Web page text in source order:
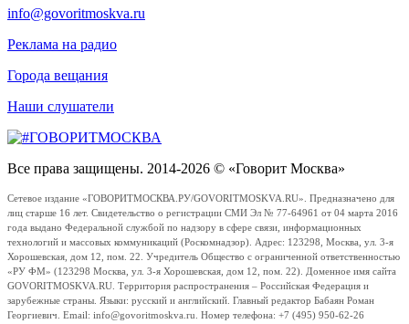
info@govoritmoskva.ru
Реклама на радио
Города вещания
Наши слушатели
Все права защищены. 2014-2026 © «Говорит Москва»
Сетевое издание «ГОВОРИТМОСКВА.РУ/GOVORITMOSKVA.RU». Предназначено для
лиц старше 16 лет. Свидетельство о регистрации СМИ Эл № 77-64961 от 04 марта 2016
года выдано Федеральной службой по надзору в сфере связи, информационных
технологий и массовых коммуникаций (Роскомнадзор). Адрес: 123298, Москва, ул. 3-я
Хорошевская, дом 12, пом. 22. Учредитель Общество с ограниченной ответственностью
«РУ ФМ» (123298 Москва, ул. 3-я Хорошевская, дом 12, пом. 22). Доменное имя сайта
GOVORITMOSKVA.RU. Территория распространения – Российская Федерация и
зарубежные страны. Языки: русский и английский. Главный редактор Бабаян Роман
Георгиевич. Email: info@govoritmoskva.ru. Номер телефона: +7 (495) 950-62-26